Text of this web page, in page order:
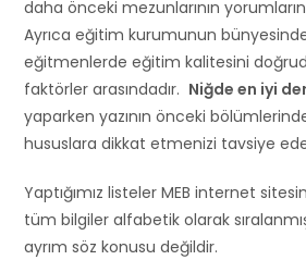
s
f
i
e
l
s
h
o
daha önceki mezunlarının
Ayrıca eğitim kurumunun bünyesinde
eğitmenlerde eğitim kalitesini
faktörler arasındadır. Niğde en iyi
yaparken yazının önceki
hususlara dikkat etmenizi tavsiye
Yaptığımız listeler MEB internet
tüm bilgiler alfabetik olarak
ayrım söz konusu değildir.